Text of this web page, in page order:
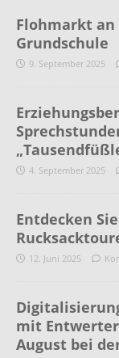
Flohmarkt
Grundschule
9. September 2025
4. September 2025
Entdecken
12. Juni 2025
mit
August bei